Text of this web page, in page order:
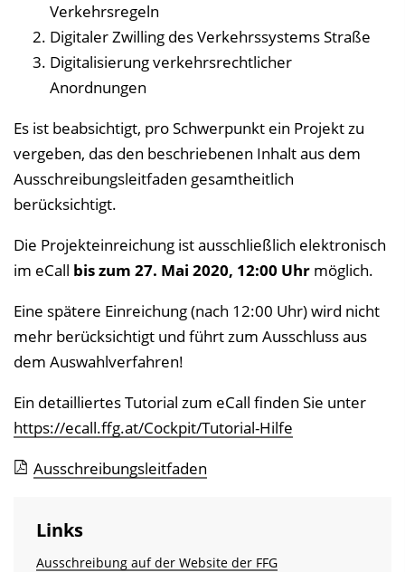
Verkehrsregeln
Digitaler Zwilling des Verkehrssystems Straße
Digitalisierung verkehrsrechtlicher
Anordnungen
Es ist beabsichtigt, pro Schwerpunkt ein Projekt zu
vergeben, das den beschriebenen Inhalt aus dem
Ausschreibungsleitfaden gesamtheitlich
berücksichtigt.
Die Projekteinreichung ist ausschließlich elektronisch
im eCall bis zum 27. Mai 2020, 12:00 Uhr möglich.
Eine spätere Einreichung (nach 12:00 Uhr) wird nicht
mehr berücksichtigt und führt zum Ausschluss aus
dem Auswahlverfahren!
Ein detailliertes Tutorial zum eCall finden Sie unter
https://ecall.ffg.at/Cockpit/Tutorial-Hilfe
Ausschreibungsleitfaden
Links
Ausschreibung auf der Website der FFG